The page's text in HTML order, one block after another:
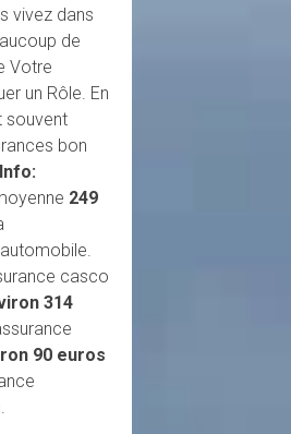
vivez dans
de
Votre
un Rôle. En
souvent
bon
Info:
249
casco
314
90 euros